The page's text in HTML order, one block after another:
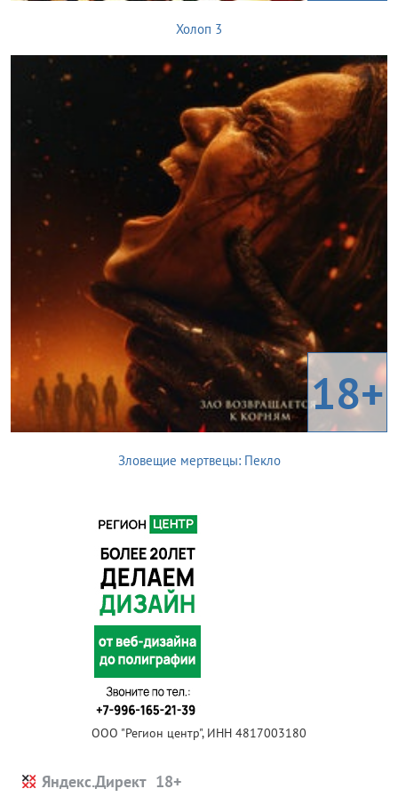
Холоп 3
18+
Зловещие мертвецы: Пекло
ООО "Регион центр", ИНН 4817003180
Яндекс.Директ